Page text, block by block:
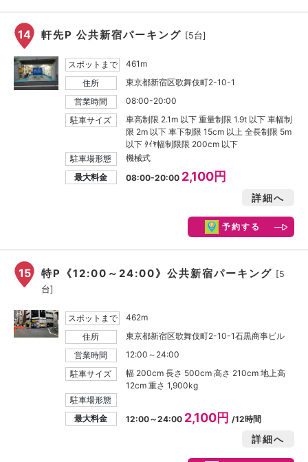
14 軒先P 公共新宿パーキング [5台]
スポットまで
461m
住所
東京都新宿区歌舞伎町2-10-1
営業時間
08:00-20:00
駐車サイズ
車高制限 2.1m 以下 重量制限 1.9t 以下 車幅制
限 2m 以下 車下制限 15cm 以上 全長制限 5m
以下 ﾀｲﾔ幅制限限 200cm 以下
駐車場形態
機械式
最大料金
08:00-20:00 2,100円
詳細へ
予約する
15 特P《12:00～24:00》公共新宿パーキング [5
台]
スポットまで
462m
住所
東京都新宿区歌舞伎町2-10-1石黒商事ビル
営業時間
12:00～24:00
駐車サイズ
幅 200cm 長さ 500cm 高さ 210cm 地上高
12cm 重さ 1,900kg
駐車場形態
最大料金
12:00～24:00 2,100円 /12時間
詳細へ